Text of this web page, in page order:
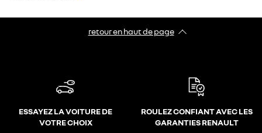
retour en haut de page​
ESSAYEZ LA VOITURE DE
VOTRE CHOIX
ROULEZ CONFIANT AVEC LES
GARANTIES RENAULT